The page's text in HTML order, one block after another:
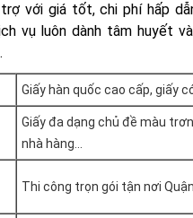
với giá tốt, chi phí hấp
vụ luôn dành tâm huyết
Giấy hàn quốc cao cấp, giấy
Giấy đa dạng chủ đề màu
nhà hàng...
Thi công trọn gói tận nơi